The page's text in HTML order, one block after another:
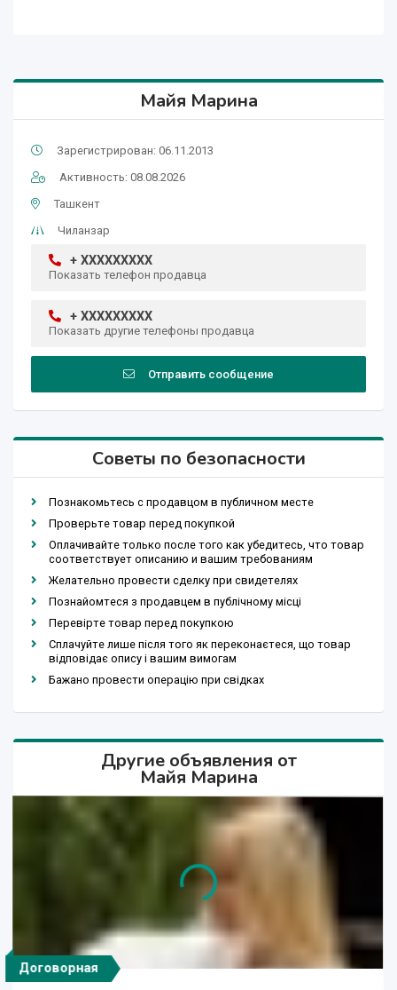
Майя Марина
Зарегистрирован: 06.11.2013
Активность: 08.08.2026
Ташкент
Чиланзар
+ XXXXXXXXX
Показать телефон продавца
+ XXXXXXXXX
Показать другие телефоны продавца
Отправить сообщение
Советы по безопасности
Познакомьтесь с продавцом в публичном месте
Проверьте товар перед покупкой
Оплачивайте только после того как убедитесь, что товар
соответствует описанию и вашим требованиям
Желательно провести сделку при свидетелях
Познайомтеся з продавцем в публічному місці
Перевірте товар перед покупкою
Сплачуйте лише після того як переконаєтеся, що товар
відповідає опису і вашим вимогам
Бажано провести операцію при свідках
Другие объявления от
Майя Марина
200 000 сўм
Договорная
400 000 сўм
Договорная 400 сўм
Договорная
200 000 сўм
Договорная